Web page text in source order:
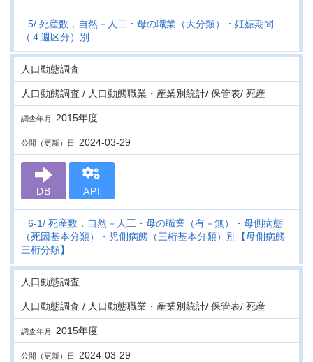
5 死産数，自然－人工・母の職業（大分類）・妊娠期間
（４週区分）別
人口動態調査
人口動態調査 / 人口動態職業・産業別統計/ 保管表/ 死産
調査年月 2015年度
公開（更新）日 2024-03-29
DB API
6-1 死産数，自然－人工・母の職業（有－無）・母側病態
（死因基本分類）・児側病態（三桁基本分類）別【母側病態
三桁分類】
人口動態調査
人口動態調査 / 人口動態職業・産業別統計/ 保管表/ 死産
調査年月 2015年度
公開（更新）日 2024-03-29